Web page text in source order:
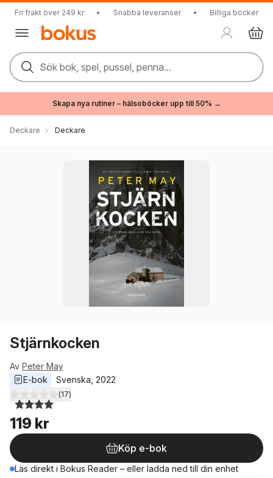
Fri frakt över 249 kr • Snabba leveranser • Billiga böcker
Sök bok, spel, pussel, penna...
Skapa nya rutiner – hälsoböcker upp till 50% →
Deckare Deckare
Stjärnkocken
Av Peter May
E-bok
Svenska 2022
4,0utav 5 stjärnor. Totalt antal röster:
(17)
119 kr
Köp e-bok
Läs direkt i Bokus Reader – eller ladda ned till din enhet